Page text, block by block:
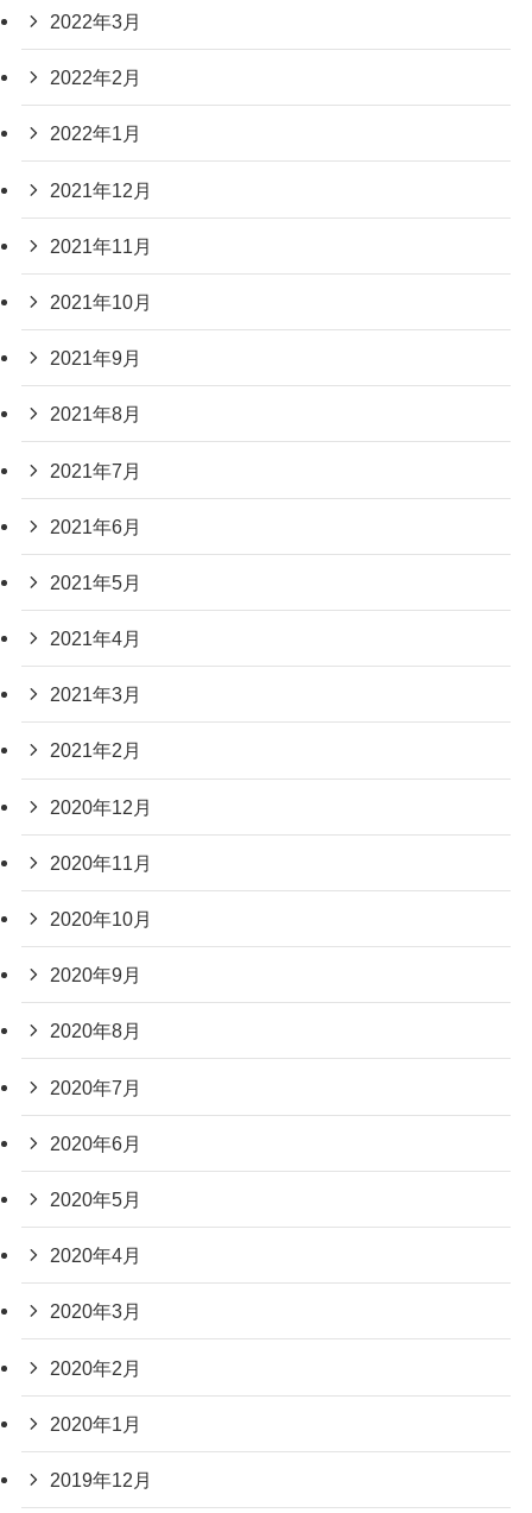
2022年3月
2022年2月
2022年1月
2021年12月
2021年11月
2021年10月
2021年9月
2021年8月
2021年7月
2021年6月
2021年5月
2021年4月
2021年3月
2021年2月
2020年12月
2020年11月
2020年10月
2020年9月
2020年8月
2020年7月
2020年6月
2020年5月
2020年4月
2020年3月
2020年2月
2020年1月
2019年12月